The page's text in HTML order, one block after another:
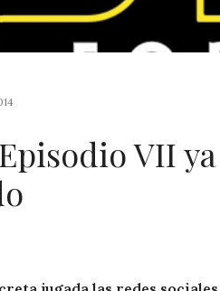
VII